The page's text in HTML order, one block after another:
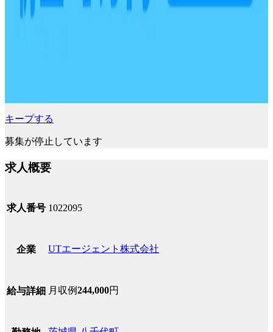
キープする
募集が停止しています
求人概要
求人番号 1022095
企業 UTエージェント株式会社
給与詳細 月収例244,000円